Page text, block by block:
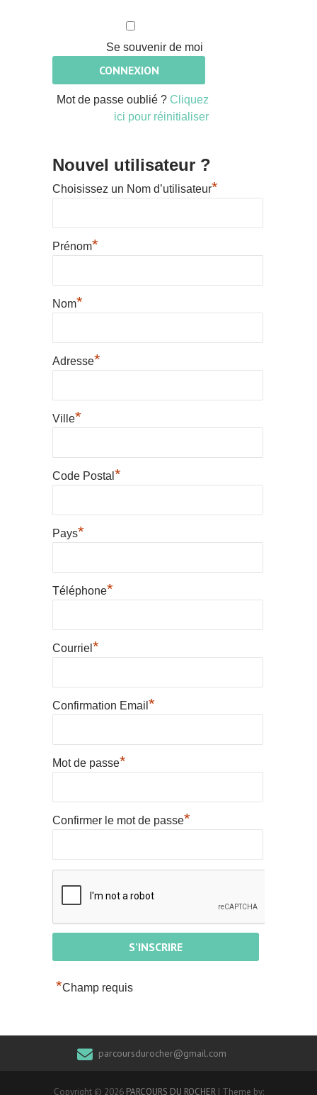
Se souvenir de moi
Mot de passe oublié ? Cliquez
ici pour réinitialiser
Nouvel utilisateur ?
Choisissez un Nom d’utilisateur*
Prénom*
Nom*
Adresse*
Ville*
Code Postal *
Pays*
Téléphone*
Courriel *
Confirmation Email *
Mot de passe*
Confirmer le mot de passe*
*Champ requis
parcoursdurocher@gmail.com
Copyright © 2026 PARCOURS DU ROCHER| Theme by: